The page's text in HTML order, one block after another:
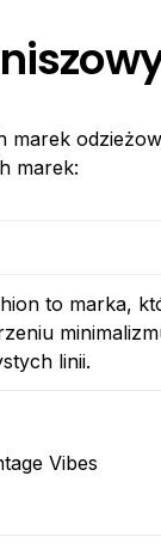
marek
marek:
to marka,
linii.
Vibes